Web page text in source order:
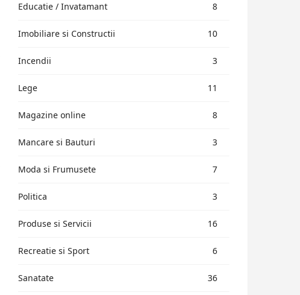
Educatie / Invatamant 8
Imobiliare si Constructii 10
Incendii 3
Lege 11
Magazine online 8
Mancare si Bauturi 3
Moda si Frumusete 7
Politica 3
Produse si Servicii 16
Recreatie si Sport 6
Sanatate 36